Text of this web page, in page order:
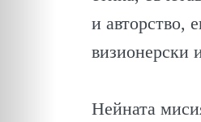
и авторство,
визионерски
Нейната